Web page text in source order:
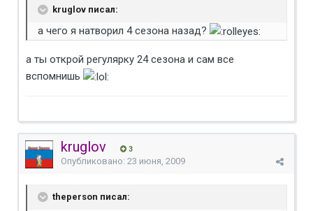
kruglov писал:
а чего я натворил 4 сезона назад?
а ты открой регулярку 24 сезона и сам все
вспомнишь
kruglov 3
Опубликовано: 23 июня, 2009
theperson писал: